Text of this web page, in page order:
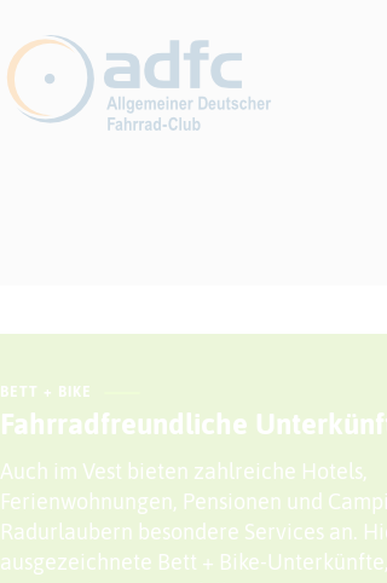
BETT + BIKE
Fahrradfreundliche
Auch im Vest bieten zahlreiche Hotels,
Ferienwohnungen, Pensionen und
Radurlaubern besondere Services an.
ausgezeichnete Bett + Bike-